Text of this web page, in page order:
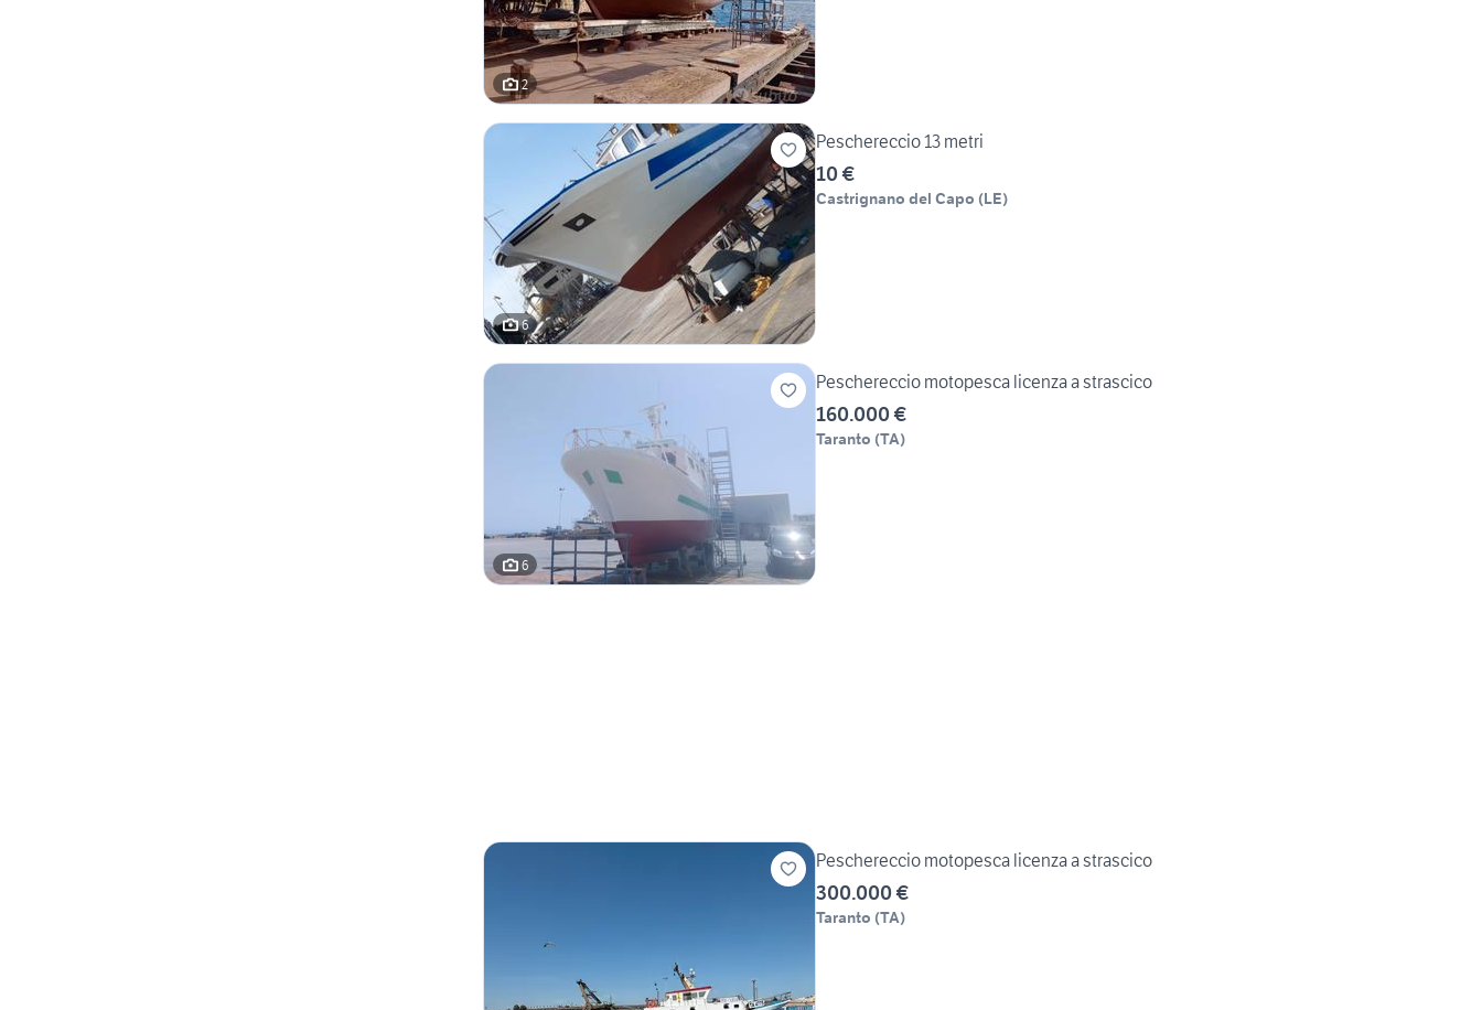
2
6
Peschereccio 13 metri
10 €
Castrignano del Capo (LE)
6
Peschereccio motopesca licenza a strascico
160.000 €
Taranto (TA)
Peschereccio motopesca licenza a strascico
300.000 €
Taranto (TA)